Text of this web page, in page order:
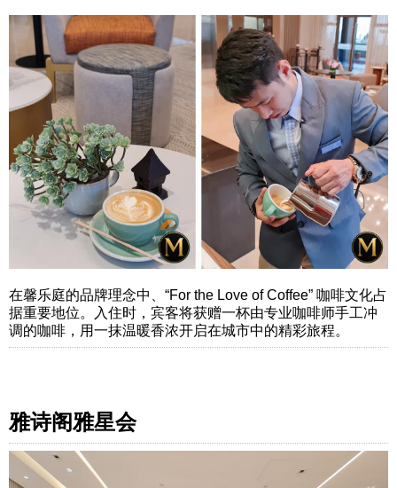
在馨乐庭的品牌理念中、“For the Love of Coffee” 咖啡文化占
据重要地位。入住时，宾客将获赠一杯由专业咖啡师手工冲
调的咖啡，用一抹温暖香浓开启在城市中的精彩旅程。
雅诗阁雅星会